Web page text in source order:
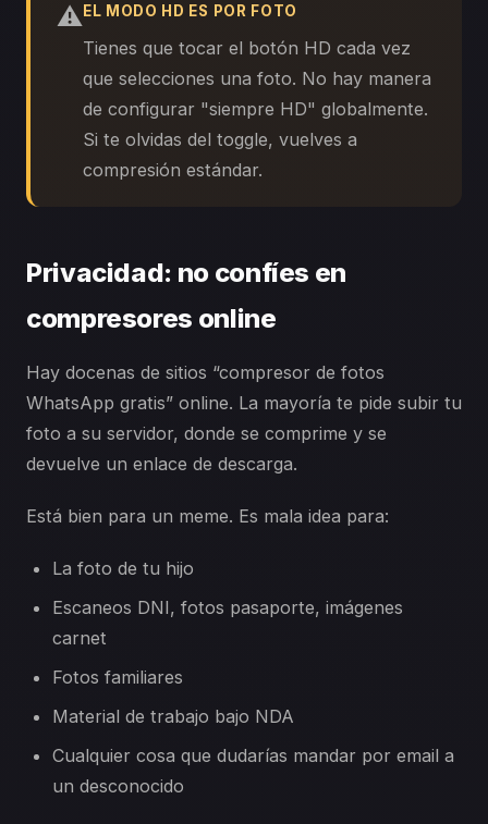
⚠️EL MODO HD ES POR FOTO
Tienes que tocar el botón HD cada vez
que selecciones una foto. No hay manera
de configurar "siempre HD" globalmente.
Si te olvidas del toggle, vuelves a
compresión estándar.
Privacidad: no confíes en
compresores online
Hay docenas de sitios “compresor de fotos
WhatsApp gratis” online. La mayoría te pide subir tu
foto a su servidor, donde se comprime y se
devuelve un enlace de descarga.
Está bien para un meme. Es mala idea para:
La foto de tu hijo
Escaneos DNI, fotos pasaporte, imágenes
carnet
Fotos familiares
Material de trabajo bajo NDA
Cualquier cosa que dudarías mandar por email a
un desconocido